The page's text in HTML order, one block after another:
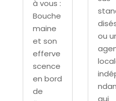
à vous :
Bouche
maine
et son
efferve
scence
en bord
de
ou